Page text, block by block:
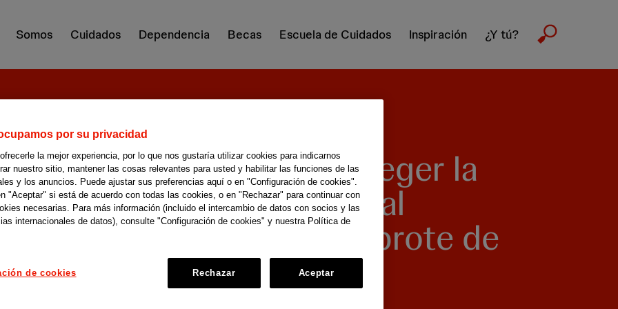
Somos Cuidados Dependencia Becas Escuela de Cuidados Inspiración ¿Y tú?
Cómo proteger la
salud mental
durante el brote de
COVID-19
por su privacidad
la mejor experiencia, por lo que nos gustaría utilizar cookies para indicarnos
nuestro sitio, mantener las cosas relevantes para usted y habilitar las funciones de las
y los anuncios. Puede ajustar sus preferencias aquí o en "Configuración de cookies".
"Aceptar" si está de acuerdo con todas las cookies, o en "Rechazar" para continuar con
necesarias. Para más información (incluido el intercambio de datos con socios y las
internacionales de datos), consulte "Configuración de cookies" y nuestra Política de
de cookies Rechazar Aceptar